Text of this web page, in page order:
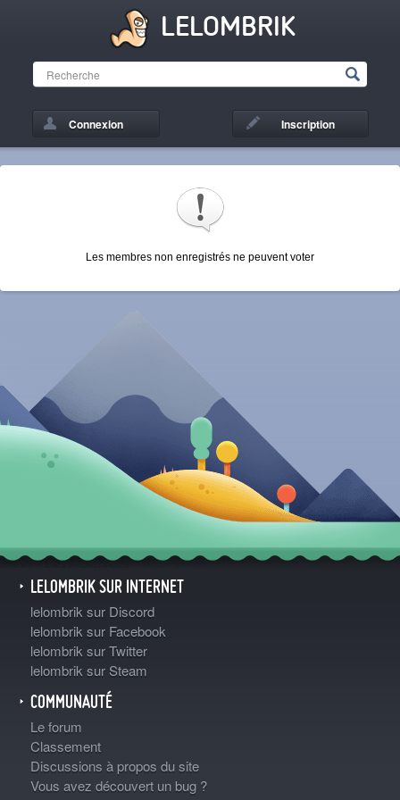
LELOMBRIK
Connexion Inscription
Les membres non enregistrés ne peuvent voter
LELOMBRIK SUR INTERNET
lelombrik sur Discord
lelombrik sur Facebook
lelombrik sur Twitter
lelombrik sur Steam
COMMUNAUTÉ
Le forum
Classement
Discussions à propos du site
Vous avez découvert un bug ?